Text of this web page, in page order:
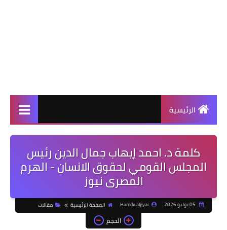
الرئيسية
كلمة د. احمد إيهاب جمال الدين رئيس
المجلس القومي لحقوق الانسان - الهرم
المصرى نيوز
Hamdy algyar الصفحة الرئيسية مقالات
الحجم